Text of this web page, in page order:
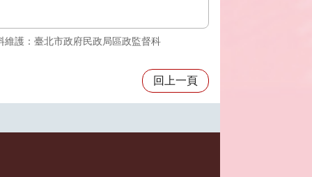
維護：臺北市政府民政局區政監督科
回上一頁